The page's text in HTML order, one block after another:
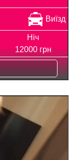
Виїзд
Ніч
12000 грн